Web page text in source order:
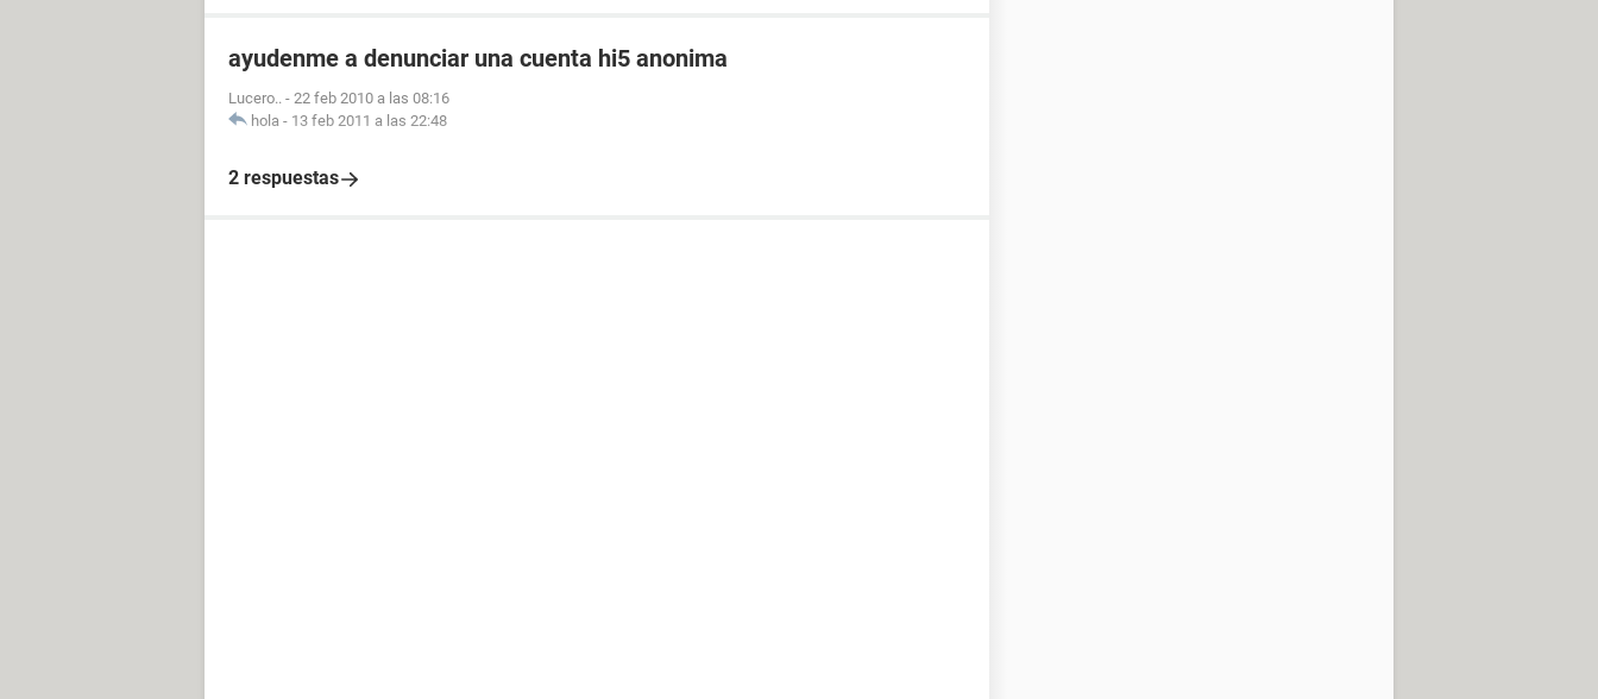
ayudenme a denunciar una cuenta hi5 anonima
Lucero.. - 22 feb 2010 a las 08:16
hola - 13 feb 2011 a las 22:48
2 respuestas